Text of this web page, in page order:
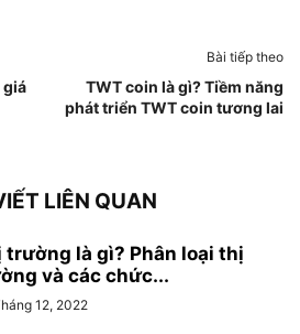
giá
Bài tiếp theo
TWT coin là gì? Tiềm năng
phát triển TWT coin tương lai
LIÊN QUAN
trường là gì? Phân loại thị
và các chức...
12, 2022